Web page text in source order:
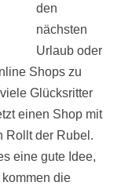
den
nächsten
Urlaub oder
Shops zu
Glücksritter
einen Shop mit
Rollt der Rubel.
eine gute Idee,
die